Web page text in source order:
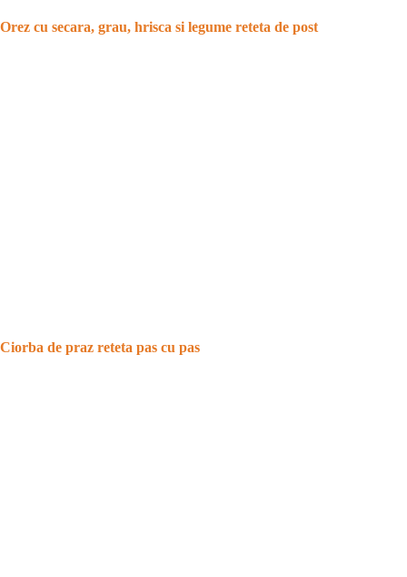
Orez cu secara, grau, hrisca si legume reteta de post
Ciorba de praz reteta pas cu pas